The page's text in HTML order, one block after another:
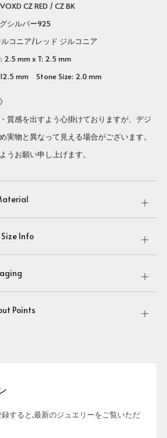
CZ RED / CZ BK
ルバー925
/レッド ジルコニア
mm x T: 2.5 mm
Stone Size: 2.0 mm
質感を出すよう心掛けておりますが、デジ
実物と異なって見える場合がございます。
うお願い申し上げます。
Open
tab
Info
Open
tab
Open
tab
Points
Open
すると,最新のジュエリーをご覧いただ